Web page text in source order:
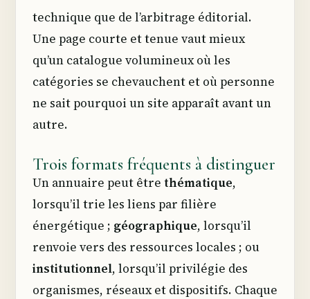
technique que de l’arbitrage éditorial.
Une page courte et tenue vaut mieux
qu’un catalogue volumineux où les
catégories se chevauchent et où personne
ne sait pourquoi un site apparaît avant un
autre.
Trois formats fréquents à distinguer
Un annuaire peut être thématique,
lorsqu’il trie les liens par filière
énergétique ; géographique, lorsqu’il
renvoie vers des ressources locales ; ou
institutionnel, lorsqu’il privilégie des
organismes, réseaux et dispositifs. Chaque